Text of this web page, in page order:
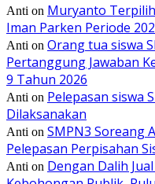
Anti on Muryanto
Iman Parken Periode
Anti on Orang tua siswa
Pertanggung Jawaban
9 Tahun 2026
Anti on Pelepasan siswa
Dilaksanakan
Anti on SMPN3 Soreang
Pelepasan Perpisahan
Anti on Dengan Dalih